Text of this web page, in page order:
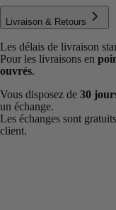
Livraison & Retours
Les délais de livraison
Pour les livraisons en
ouvrés.
Vous disposez de 30
un échange.
Les échanges sont
client.